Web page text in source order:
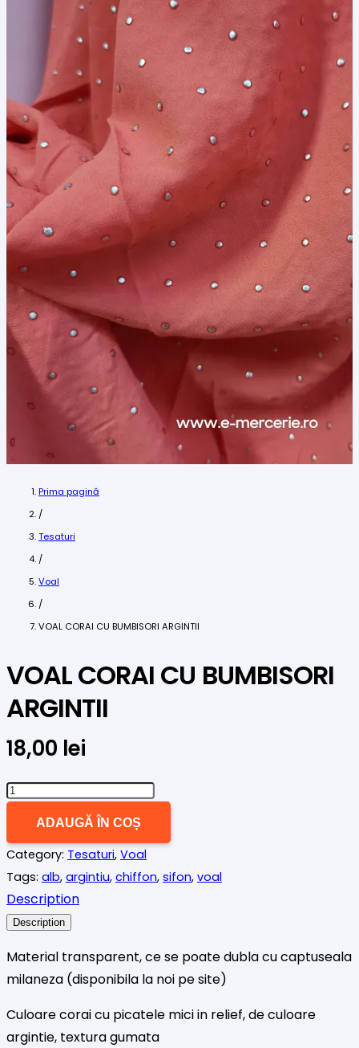
Prima pagină
/
Tesaturi
/
Voal
/
VOAL CORAI CU BUMBISORI ARGINTII
VOAL CORAI CU BUMBISORI
ARGINTII
18,00 lei
Cantitate
CU
BUMBISORI
ARGINTII
ADAUGĂ ÎN COȘ
Category: Tesaturi, Voal
Tags: alb, argintiu, chiffon, sifon, voal
Description
Description
Material transparent, ce se poate dubla cu captuseala
milaneza (disponibila la noi pe site)
Culoare corai cu picatele mici in relief, de culoare
argintie, textura gumata